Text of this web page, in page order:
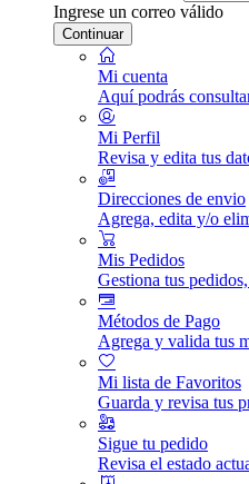
Ingrese un correo válido
Continuar
Mi cuenta
Aquí podrás
Mi Perfil
Revisa y edita tus
Direcciones de envio
Agrega, edita y/o
Mis Pedidos
Gestiona tus
Métodos de Pago
Agrega y valida tus
Mi lista de Favoritos
Guarda y revisa tus
Sigue tu pedido
Revisa el estado